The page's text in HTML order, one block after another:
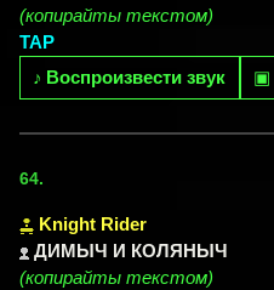
(копирайты текстом)
TAP
♪ Воспроизвести звук ▣
64.
Knight Rider
ДИМЫЧ И КОЛЯНЫЧ
(копирайты текстом)